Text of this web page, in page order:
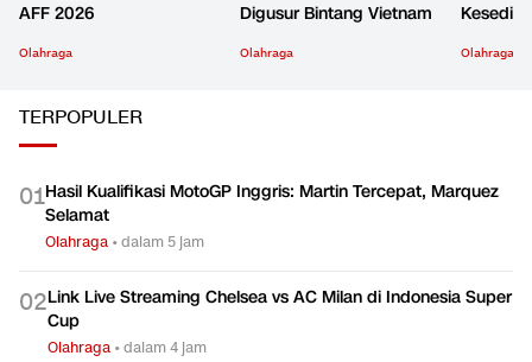
AFF 2026
Olahraga
Digusur Bintang Vietnam
Olahraga Olahraga
TERPOPULER
01Hasil Kualifikasi MotoGP Inggris: Martin Tercepat, Marquez
Selamat
Olahraga •dalam 5 jam
02Link Live Streaming Chelsea vs AC Milan di Indonesia Super
Cup
Olahraga •dalam 4 jam